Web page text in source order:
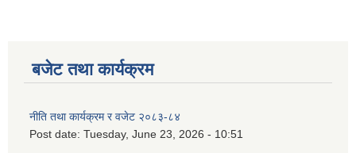
बजेट तथा कार्यक्रम
नीति तथा कार्यक्रम र वजेट २०८३-८४
Post date: Tuesday, June 23, 2026 - 10:51